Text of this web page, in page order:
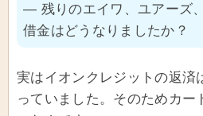
― 残りのエイワ、ユアーズ
借金はどうなりましたか？
実はイオンクレジットの返済
っていました。そのためカー